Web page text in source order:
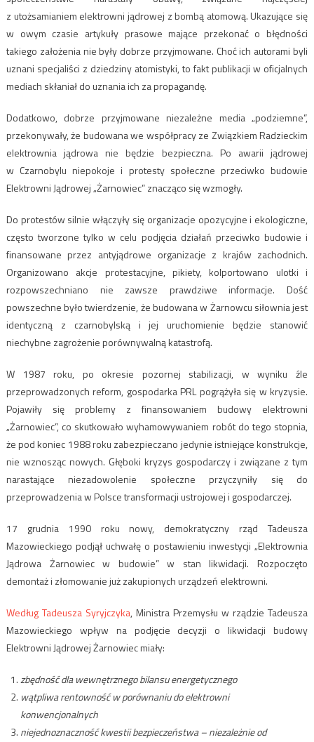
z utożsamianiem elektrowni jądrowej z bombą atomową. Ukazujące się
w owym czasie artykuły prasowe mające przekonać o błędności
takiego założenia nie były dobrze przyjmowane. Choć ich autorami byli
uznani specjaliści z dziedziny atomistyki, to fakt publikacji w oficjalnych
mediach skłaniał do uznania ich za propagandę.
Dodatkowo, dobrze przyjmowane niezależne media „podziemne”,
przekonywały, że budowana we współpracy ze Związkiem Radzieckim
elektrownia jądrowa nie będzie bezpieczna. Po awarii jądrowej
w Czarnobylu niepokoje i protesty społeczne przeciwko budowie
Elektrowni Jądrowej „Żarnowiec” znacząco się wzmogły.
Do protestów silnie włączyły się organizacje opozycyjne i ekologiczne,
często tworzone tylko w celu podjęcia działań przeciwko budowie i
finansowane przez antyjądrowe organizacje z krajów zachodnich.
Organizowano akcje protestacyjne, pikiety, kolportowano ulotki i
rozpowszechniano nie zawsze prawdziwe informacje. Dość
powszechne było twierdzenie, że budowana w Żarnowcu siłownia jest
identyczną z czarnobylską i jej uruchomienie będzie stanowić
niechybne zagrożenie porównywalną katastrofą.
W 1987 roku, po okresie pozornej stabilizacji, w wyniku źle
przeprowadzonych reform, gospodarka PRL pogrążyła się w kryzysie.
Pojawiły się problemy z finansowaniem budowy elektrowni
„Żarnowiec”, co skutkowało wyhamowywaniem robót do tego stopnia,
że pod koniec 1988 roku zabezpieczano jedynie istniejące konstrukcje,
nie wznosząc nowych. Głęboki kryzys gospodarczy i związane z tym
narastające niezadowolenie społeczne przyczyniły się do
przeprowadzenia w Polsce transformacji ustrojowej i gospodarczej.
17 grudnia 1990 roku nowy, demokratyczny rząd Tadeusza
Mazowieckiego podjął uchwałę o postawieniu inwestycji „Elektrownia
Jądrowa Żarnowiec w budowie” w stan likwidacji. Rozpoczęto
demontaż i złomowanie już zakupionych urządzeń elektrowni.
Według Tadeusza Syryjczyka, Ministra Przemysłu w rządzie Tadeusza
Mazowieckiego wpływ na podjęcie decyzji o likwidacji budowy
Elektrowni Jądrowej Żarnowiec miały:
zbędność dla wewnętrznego bilansu energetycznego
wątpliwa rentowność w porównaniu do elektrowni
konwencjonalnych
niejednoznaczność kwestii bezpieczeństwa – niezależnie od